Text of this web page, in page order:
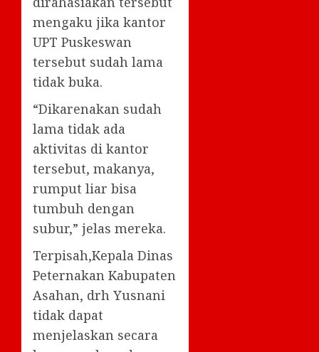
mengaku jika kantor
UPT Puskeswan
tersebut sudah lama
tidak buka.
“Dikarenakan sudah
lama tidak ada
aktivitas di kantor
tersebut, makanya,
rumput liar bisa
tumbuh dengan
subur,” jelas mereka.
Terpisah,Kepala Dinas
Peternakan Kabupaten
Asahan, drh Yusnani
tidak dapat
menjelaskan secara